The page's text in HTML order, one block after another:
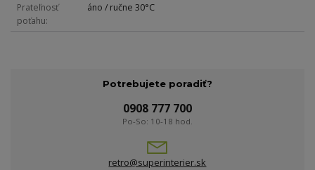
Prateľnosť
poťahu
áno / ručne 30°C
Potrebujete poradiť?
0908 777 700
Po-So: 10-18 hod.
retro@superinterier.sk